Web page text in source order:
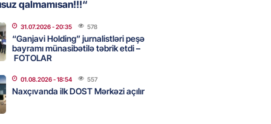
rayonunda 70 min manat
elektrik naqilləri oğurlayan
- 12:15
qalmamısan!!!“
31.07.2026- 20:35 578
“Ganjavi Holding” jurnalistləri peşə
bayramı münasibətilə təbrik etdi –
FOTOLAR
01.08.2026- 18:54 557
Naxçıvanda ilk DOST Mərkəzi açılır